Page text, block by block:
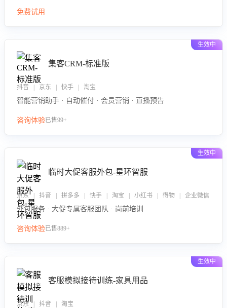
免费试用
生效中
集客CRM-标准版
抖音 | 京东 | 快手 | 淘宝
智能营销助手 · 自动催付 · 会员营销 · 直播预告
咨询体验已售99+
生效中
临时大促客服外包-星环智服
京东 | 抖音 | 拼多多 | 快手 | 淘宝 | 小红书 | 得物 | 企业微信
外包服务 · 大促专属客服团队 · 岗前培训
咨询体验已售889+
生效中
客服模拟接待训练-家具用品
京东 | 抖音 | 淘宝